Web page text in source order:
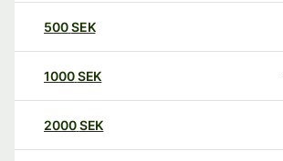
500SEK
1000SEK
2000SEK